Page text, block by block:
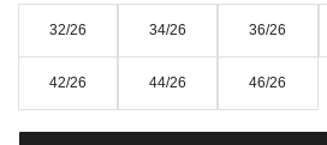
32/26 34/26 36/26
42/26 44/26 46/26